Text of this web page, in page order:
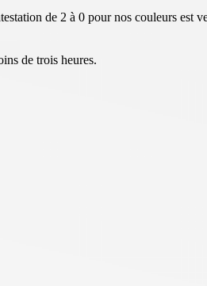
de 2 à 0 pour nos couleurs est
de trois heures.